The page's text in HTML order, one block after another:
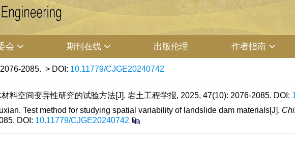
会 期刊在线 出版伦理 作者指南
2085. > DOI: 10.11779/CJGE20240742
料空间变异性研究的试验方法[J]. 岩土工程学报, 2025, 47(10): 2076-2085. DOI:
Test method for studying spatial variability of landslide dam materials[J].
DOI: 10.11779/CJGE20240742